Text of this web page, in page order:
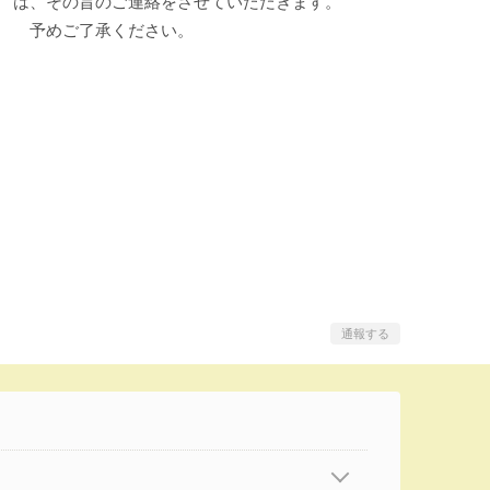
予めご了承ください。
通報する